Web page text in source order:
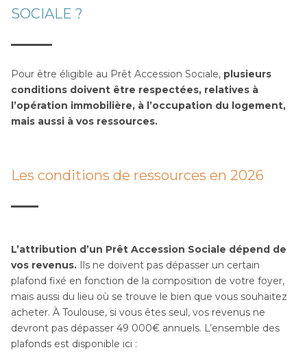
SOCIALE ?
Pour être éligible au Prêt Accession Sociale, plusieurs
conditions doivent être respectées, relatives à
l’opération immobilière, à l’occupation du logement,
mais aussi à vos ressources.
Les conditions de ressources en 2026
L’attribution d’un Prêt Accession Sociale dépend de
vos revenus. Ils ne doivent pas dépasser un certain
plafond fixé en fonction de la composition de votre foyer,
mais aussi du lieu où se trouve le bien que vous souhaitez
acheter. À Toulouse, si vous êtes seul, vos revenus ne
devront pas dépasser 49 000€ annuels. L’ensemble des
plafonds est disponible ici :